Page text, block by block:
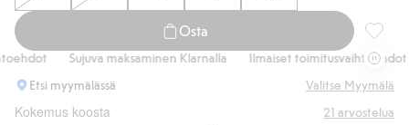
Osta
Sujuva maksaminen Klarnalla
Ilmaiset toimitusvaihtoehdot
Etsi myymälässä
Valitse Myymälä
Kokemus koosta 21 arvostelua